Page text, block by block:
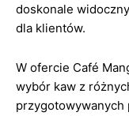
doskonale
dla klientów.
W ofercie Café
wybór kaw z
przygotowywanych